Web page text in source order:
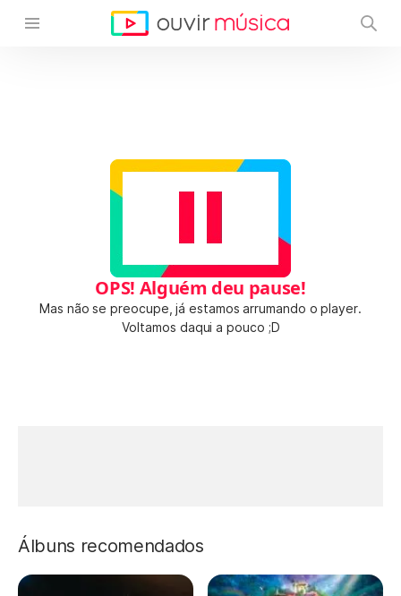
OPS! Alguém deu pause!
Mas não se preocupe, já estamos arrumando o player.
Voltamos daqui a pouco ;D
Álbuns recomendados